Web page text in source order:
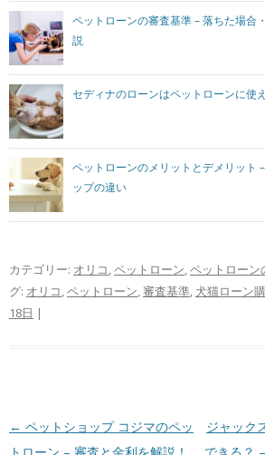
ペットローンの審査基準 – 落ちた場合
説
セディナのローンはペットローンに使
ペットローンのメリットとデメリット
ップの違い
カテゴリー: オリコ,ペットローン,ペットローン
グ: オリコ,ペットローン,審査基準, 犬猫ローン
18日 |
投稿ナビゲーション
← ペットショップ コジマのペッ
トローン – 審査と金利を解説！
ジャック
できる？